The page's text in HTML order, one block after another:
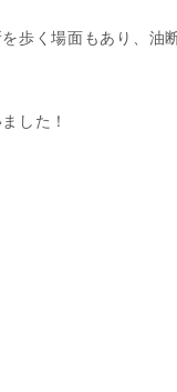
歩く場面もあり、油
した！